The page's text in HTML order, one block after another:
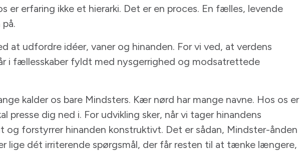
er erfaring ikke et hierarki. Det er en proces. En fælles, levende
at udfordre idéer, vaner og hinanden. For vi ved, at verdens
i fællesskaber fyldt med nysgerrighed og modsatrettede
kalder os bare Mindsters. Kær nørd har mange navne. Hos os er
presse dig ned i. For udvikling sker, når vi tager hinandens
og forstyrrer hinanden konstruktivt. Det er sådan, Mindster-ånden
lige dét irriterende spørgsmål, der får resten til at tænke længere,